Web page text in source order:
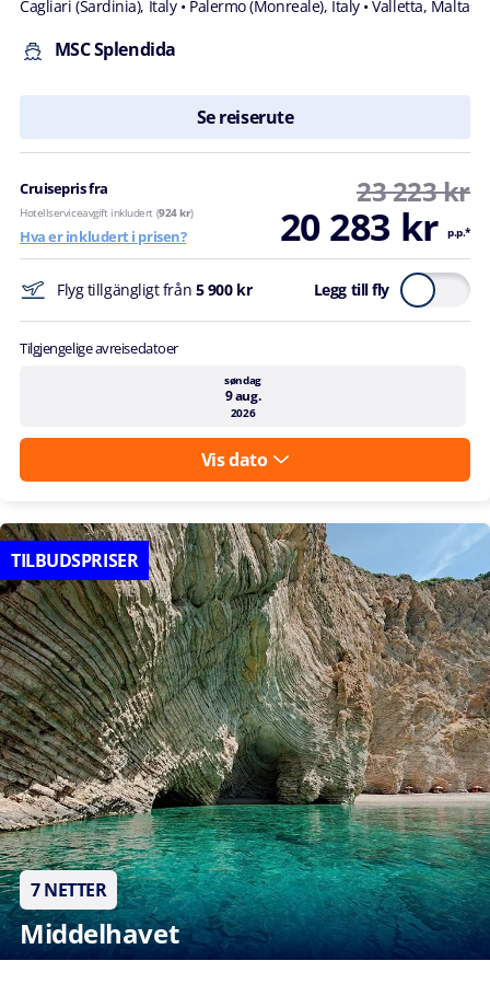
Cagliari (Sardinia), Italy • Palermo (Monreale), Italy • Valletta, Malta
MSC Splendida
Se reiserute
Cruisepris fra 23 223 kr
20 283 kr p.p.*
Hotellserviceavgift inkludert (924 kr)
Hva er inkludert i prisen?
Flyg tillgängligt från 5 900 kr Legg till fly
Tilgjengelige avreisedatoer
søndag
9 aug.
2026
Vis dato
TILBUDSPRISER
7 NETTER
Middelhavet